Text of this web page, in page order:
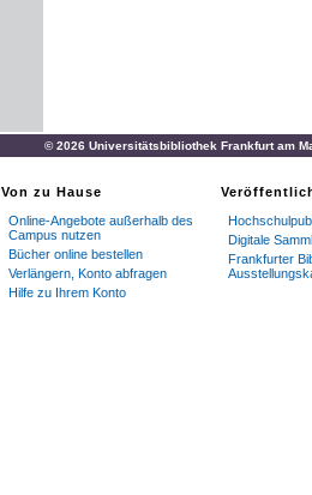
© 2026 Universitätsbibliothek Frankfurt am
Von zu Hause
Online-Angebote außerhalb des
Campus nutzen
Bücher online bestellen
Verlängern, Konto abfragen
Hilfe zu Ihrem Konto
Digitale
Frankfurter